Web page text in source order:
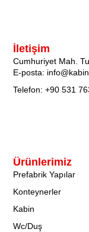
Ürünlerimiz
Prefabrik Yapılar
Konteynerler
Kabin
Wc/Duş
İletişim
Cumhuriyet Mah.
E-posta:
Telefon: +90 531